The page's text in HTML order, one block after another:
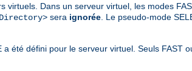
Dans un serveur virtuel, les modes
sera ignorée . Le pseudo-mode
a été défini pour le serveur virtuel. Seuls FAST